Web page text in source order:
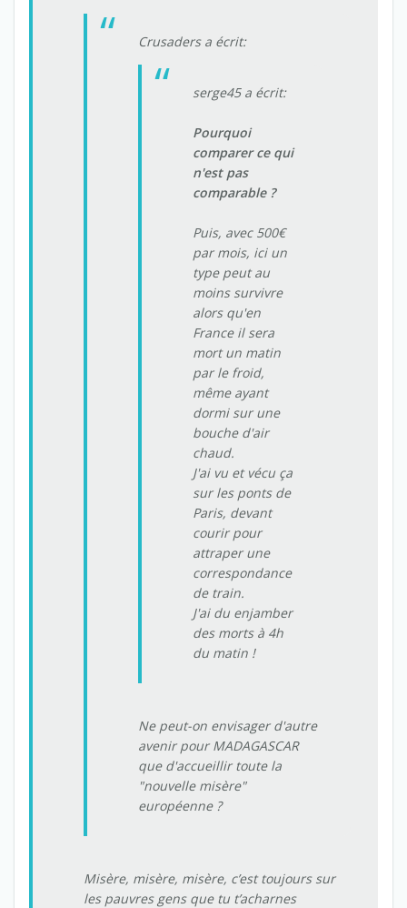
Crusaders a écrit:
serge45 a écrit:
Pourquoi
comparer ce qui
n'est pas
comparable ?
Puis, avec 500€
par mois, ici un
type peut au
moins survivre
alors qu'en
France il sera
mort un matin
par le froid,
même ayant
dormi sur une
bouche d'air
chaud.
J'ai vu et vécu ça
sur les ponts de
Paris, devant
courir pour
attraper une
correspondance
de train.
J'ai du enjamber
des morts à 4h
du matin !
Ne peut-on envisager d'autre
avenir pour MADAGASCAR
que d'accueillir toute la
"nouvelle misère"
européenne ?
Misère, misère, misère, c’est toujours sur
les pauvres gens que tu t’acharnes